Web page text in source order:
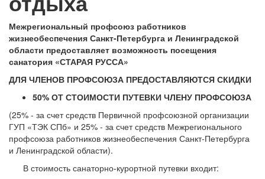
Межрегиональный профсоюз работников
жизнеобеспечения Санкт-Петербурга и Ленинградской
области предоставляет возможность посещения
санатория «СТАРАЯ РУССА»
ДЛЯ ЧЛЕНОВ ПРОФСОЮЗА ПРЕДОСТАВЛЯЮТСЯ СКИДКИ
50% ОТ СТОИМОСТИ ПУТЕВКИ ЧЛЕНУ ПРОФСОЮЗА
(25% - за счет средств Первичной профсоюзной организации
ГУП «ТЭК СПб» и 25% - за счет средств Межрегионального
профсоюза работников жизнеобеспечения Санкт-Петербурга
и Ленинградской области).
В стоимость санаторно-курортной путевки входит: